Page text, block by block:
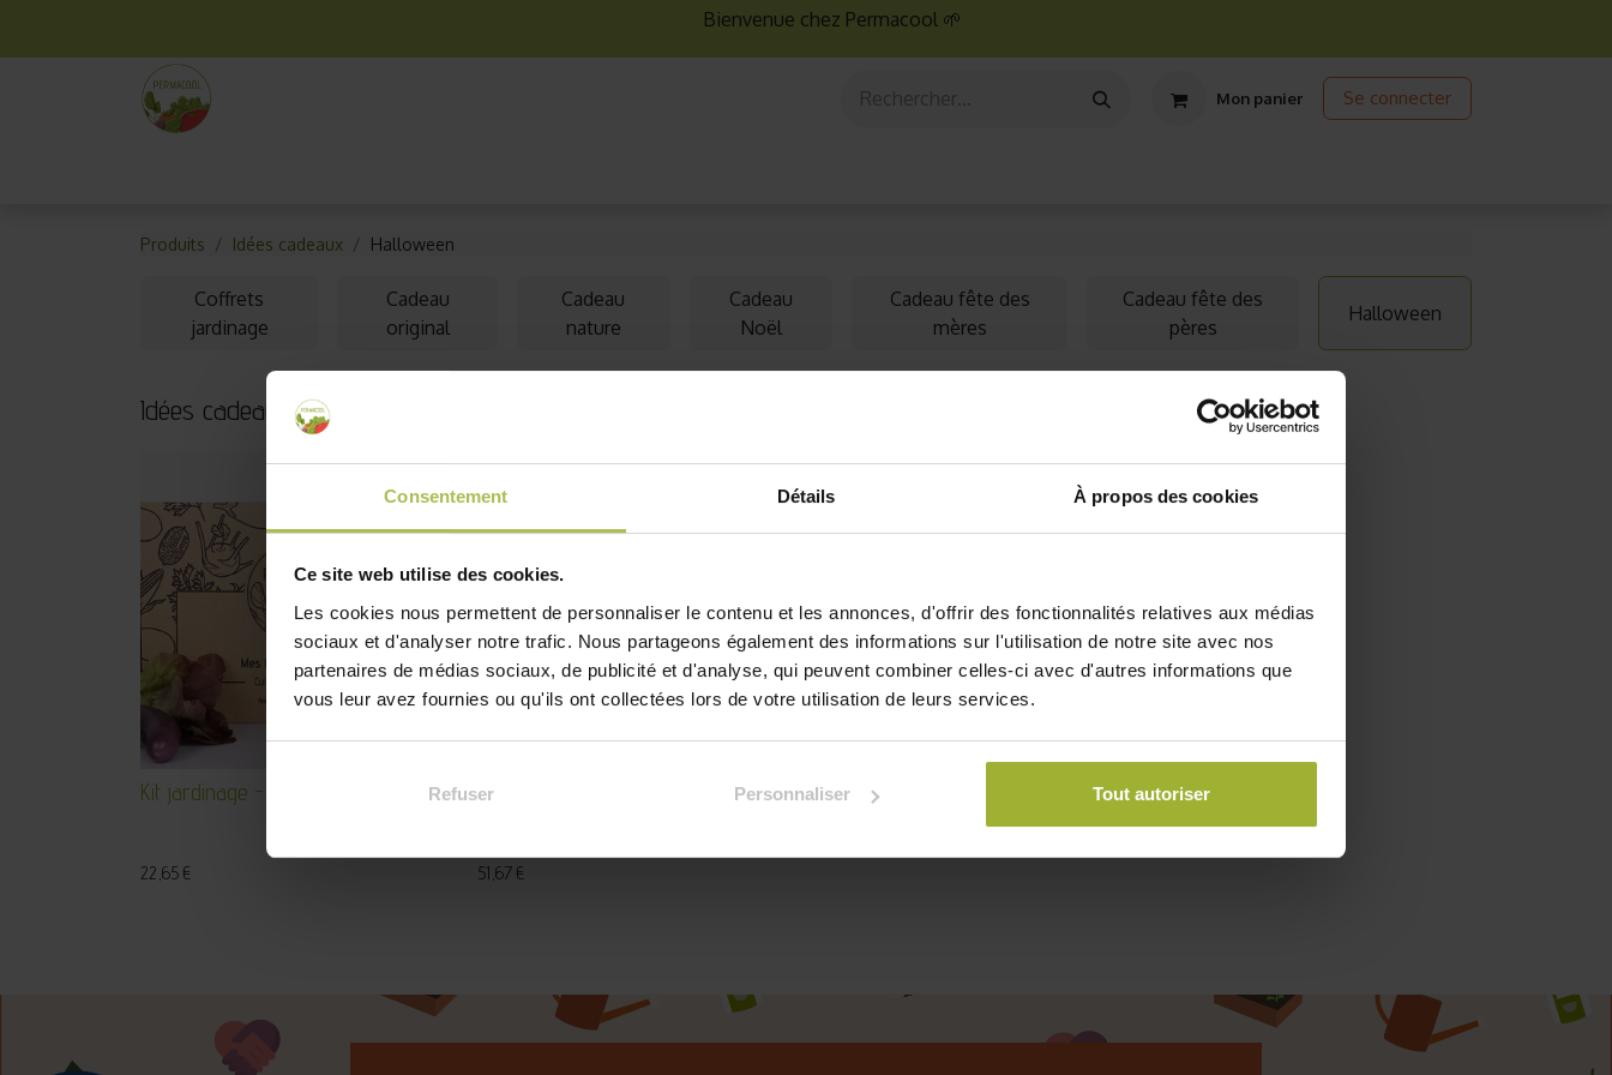
Consentement Détails À propos des cookies
Ce site web utilise des cookies.
Les cookies nous permettent de personnaliser le contenu et les annonces, d'offrir des fonctionnalités relatives aux médias
sociaux et d'analyser notre trafic. Nous partageons également des informations sur l'utilisation de notre site avec nos
partenaires de médias sociaux, de publicité et d'analyse, qui peuvent combiner celles-ci avec d'autres informations que
vous leur avez fournies ou qu'ils ont collectées lors de votre utilisation de leurs services.
Refuser Personnaliser Tout autoriser
Bienvenue chez Permacool 🌱
Mon panier Se connecter
Produits Idées cadeaux Halloween
Coffrets
jardinage
Cadeau
original
Cadeau
nature
Cadeau
Noël
Cadeau fête des
mères
Cadeau fête des
pères
Halloween
Idées cadeaux pour Halloween au jardin
Kit jardinage - Mes légumes insolites
22,65 €
Nichoir chauves-souris original
51,67 €